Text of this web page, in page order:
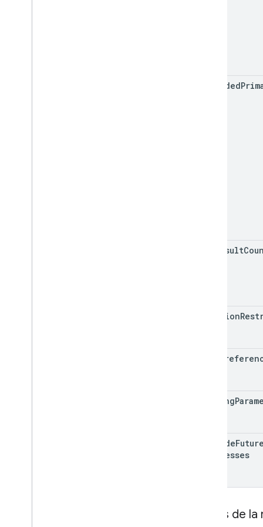
excluded
Result
location
routing
includeFuture
Businesses
Corps de